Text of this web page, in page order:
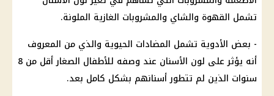
تشمل القهوة والشاي والمشروبات الغازية الملونة.
- بعض الأدوية تشمل المضادات الحيوية والذي من المعروف
أنه يؤثر على لون الأسنان عند وصفه للأطفال الصغار أقل من 8
سنوات الذين لم تتطور أسنانهم بشكل كامل بعد.